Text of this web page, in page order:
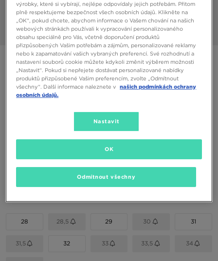
ONLY AT JD
FILA PANACHE
(Nejnižší cena za posledních 30 dní)
28 28,5 29 30 31
31,5 32 33 33,5 34
výrobky, které si vybírají, nejlépe odpovídaly jejich potřebám. Přitom
plně respektujeme bezpečnost všech osobních údajů. Klikněte na
„OK“, pokud chcete, abychom informace o Vašem chování na našich
webových stránkách používali k vypracování personalizovaného
obsahu speciálně pro Vás, včetně doporučení produktů
přizpůsobených Vašim potřebám a zájmům, personalizované reklamy
nebo k zapamatování vašich vybraných preferencí. Své rozhodnutí a
nastavení souborů cookie můžete kdykoli změnit výběrem možnosti
„Nastavit“. Pokud si nepřejete dostávat personalizované nabídky
produktů přizpůsobené Vašim preferencím, zvolte „Odmítnout
všechny“. Další informace naleznete v našich podmínkách ochrany
osobních údajů.
Nastavit
Odmítnout všechny
OK